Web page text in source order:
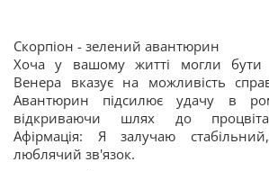
Скорпіон - зелений авантюрин
Хоча у вашому житті могли бути
Венера вказує на можливість
Авантюрин підсилює удачу в
відкриваючи шлях до
Афірмація: Я залучаю
люблячий зв'язок.